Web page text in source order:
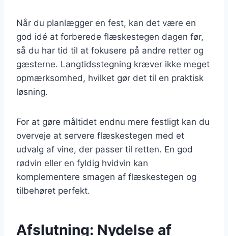
Når du planlægger en fest, kan det være en
god idé at forberede flæskestegen dagen før,
så du har tid til at fokusere på andre retter og
gæsterne. Langtidsstegning kræver ikke meget
opmærksomhed, hvilket gør det til en praktisk
løsning.
For at gøre måltidet endnu mere festligt kan du
overveje at servere flæskestegen med et
udvalg af vine, der passer til retten. En god
rødvin eller en fyldig hvidvin kan
komplementere smagen af flæskestegen og
tilbehøret perfekt.
Afslutning: Nydelse af